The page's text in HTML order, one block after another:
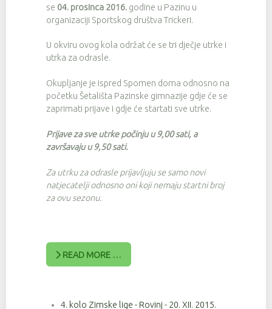
se 04. prosinca 2016. godine u Pazinu u
organizaciji Sportskog društva Trickeri.
U okviru ovog kola održat će se tri dječje utrke i
utrka za odrasle.
Okupljanje je ispred Spomen doma odnosno na
početku Šetališta Pazinske gimnazije gdje će se
zaprimati prijave i gdje će startati sve utrke.
Prijave za sve utrke počinju u 9,00 sati, a
završavaju u 9,50 sati.
Za utrku za odrasle prijavljuju se samo novi
natjecatelji odnosno oni koji nemaju startni broj
za ovu sezonu.
READ MORE …
4. kolo Zimske lige - Rovinj - 20. XII. 2015.